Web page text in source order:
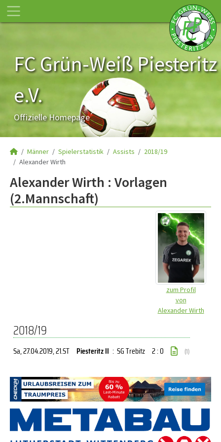
FC Grün-Weiß Piesteritz
e.V.
Offizielle Homepage
Männer Spielerstatistik Assists
2018/19
Alexander Wirth
Alexander Wirth : Vorlagen
(2.Mannschaft)
zum Profil
von
Alexander Wirth
2018/19
Sa, 27.04.2019, 21.ST Piesteritz II : SG Trebitz 2 : 0 (1)